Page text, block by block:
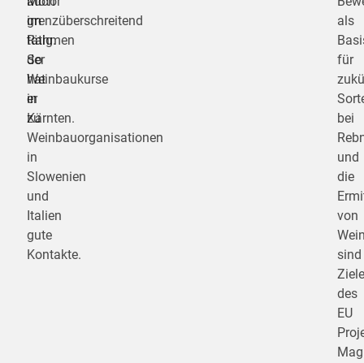
im
Rahmen
der
Weinbaukurse
in
Kärnten.
grenzüberschreitend
tätig.
So
hat
er
zu
Weinbauorganisationen
in
Slowenien
und
Italien
gute
Kontakte.
als
für
bei
und
die
von
sind
Ziele
des
EU